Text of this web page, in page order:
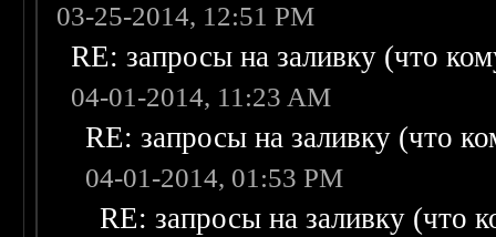
03-25-2014, 12:51 PM
RE: запросы на заливку (что
04-01-2014, 11:23 AM
RE: запросы на заливку (что
04-01-2014, 01:53 PM
RE: запросы на заливку (что